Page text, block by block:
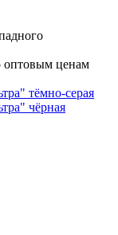
оптовым ценам